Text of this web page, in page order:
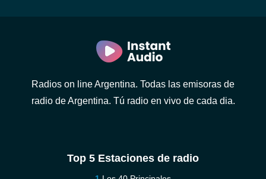
Radios on line Argentina. Todas las emisoras de
radio de Argentina. Tú radio en vivo de cada dia.
Top 5 Estaciones de radio